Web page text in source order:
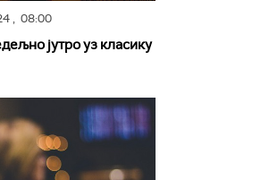
, 08:00
јутро уз класику